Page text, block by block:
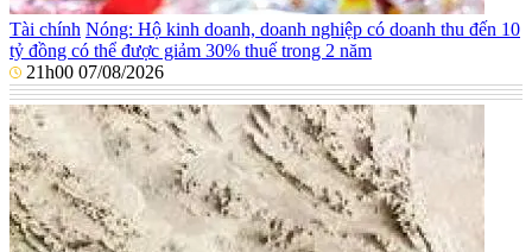
Tài chính Nóng: Hộ kinh doanh, doanh nghiệp có doanh thu đến 10
tỷ đồng có thể được giảm 30% thuế trong 2 năm
21h00 07/08/2026